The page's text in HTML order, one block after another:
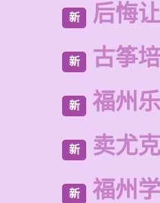
新 后悔
新 古筝
新 福州
新 卖尤
新 福州